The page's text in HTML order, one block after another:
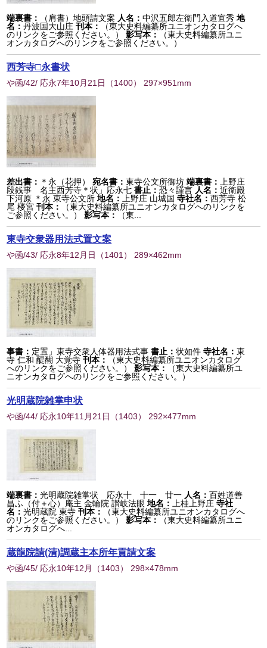
端裏書： （肩書）地頭請文案 人名：中沢五郎左衛門入道宜秀 地
名：丹波国大山庄 刊本：
（東大史料編纂所ユニオンカタログへ
のリンクをご参照ください。）
影写本：
（東大史料編纂所ユニ
オンカタログへのリンクをご参照ください。）
西芳寺□永書状
や函/42/ 応永7年10月21日 （1400） 297×951mm
差出書： ＊永（花押） 宛名書：東寺公文所御坊 端裏書：
上野庄
段銭事 名主西芳寺＊状」応永七 書止：恐々謹言 人名：近衛殿
下河原 ＊永 東寺公文所 地名： 上野庄 山城国 寺社名：西芳寺 松
尾 楼宮 刊本：
（東大史料編纂所ユニオンカタログへのリンクを
ご参照ください。）
影写本： （東...
東寺交衆器用法式置文案
や函/43/ 応永8年12月日 （1401 ） 289×462mm
事書： 定置」東寺交衆人体器用法式事 書止：状如件 寺社名：東
寺 仁和 醍醐 大覚寺 刊本：
（東大史料編纂所ユニオンカタログ
へのリンクをご参照ください。）
影写本：
（東大史料編纂所ユ
ニオンカタログへのリンクをご参照ください。）
光明蔵院雑掌申状
や函/44/ 応永10年11月21日 （1403） 292×477mm
端裏書：光明蔵院雑掌状 応永十 十一 廿一 人名：百姓道善
昌ふ（付＋心）庵主 金輪院 讃岐法眼 地名： 上桂上野庄 寺社
名：光明蔵院 東寺 刊本：
（東大史料編纂所ユニオンカタログへ
のリンクをご参照ください。）
影写本：
（東大史料編纂所ユニ
オンカタログへ...
蔵龍院請(清)調蔵主本所年貢請文案
や函/45/ 応永10年12月 （1403） 298×478mm